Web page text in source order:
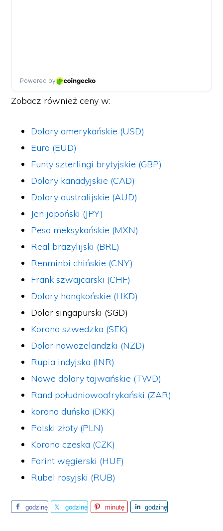
Zobacz również ceny w:
Dolary amerykańskie (USD)
Euro (EUD)
Funty szterlingi brytyjskie (GBP)
Dolary kanadyjskie (CAD)
Dolary australijskie (AUD)
Jen japoński (JPY)
Peso meksykańskie (MXN)
Real brazylijski (BRL)
Renminbi chińskie (CNY)
Frank szwajcarski (CHF)
Dolary hongkońskie (HKD)
Dolar singapurski (SGD)
Korona szwedzka (SEK)
Dolar nowozelandzki (NZD)
Rupia indyjska (INR)
Nowe dolary tajwańskie (TWD)
Rand południowoafrykański (ZAR)
korona duńska (DKK)
Polski złoty (PLN)
Korona czeska (CZK)
Forint węgierski (HUF)
Rubel rosyjski (RUB)
godzinę
godzinę
minutę
godzinę